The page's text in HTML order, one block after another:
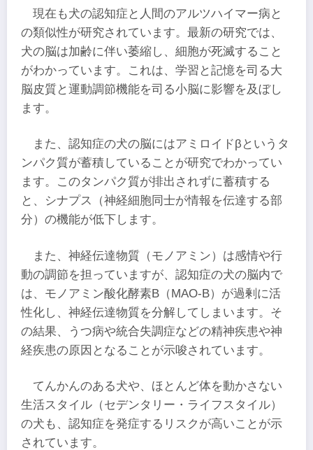
現在も犬の認知症と人間のアルツハイマー病と
の類似性が研究されています。最新の研究では、
犬の脳は加齢に伴い萎縮し、細胞が死滅すること
がわかっています。これは、学習と記憶を司る大
脳皮質と運動調節機能を司る小脳に影響を及ぼし
ます。
また、認知症の犬の脳にはアミロイドβというタ
ンパク質が蓄積していることが研究でわかってい
ます。このタンパク質が排出されずに蓄積する
と、シナプス（神経細胞同士が情報を伝達する部
分）の機能が低下します。
また、神経伝達物質（モノアミン）は感情や行
動の調節を担っていますが、認知症の犬の脳内で
は、モノアミン酸化酵素B（MAO-B）が過剰に活
性化し、神経伝達物質を分解してしまいます。そ
の結果、うつ病や統合失調症などの精神疾患や神
経疾患の原因となることが示唆されています。
てんかんのある犬や、ほとんど体を動かさない
生活スタイル（セデンタリー・ライフスタイル）
の犬も、認知症を発症するリスクが高いことが示
されています。